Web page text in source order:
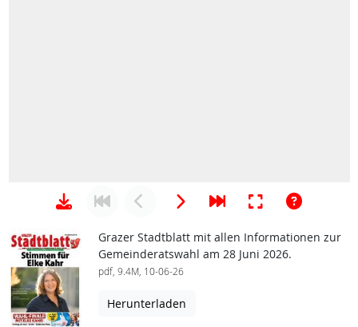
Grazer Stadtblatt mit allen Informationen zur
Gemeinderatswahl am 28 Juni 2026.
pdf, 9.4M, 10-06-26
Herunterladen